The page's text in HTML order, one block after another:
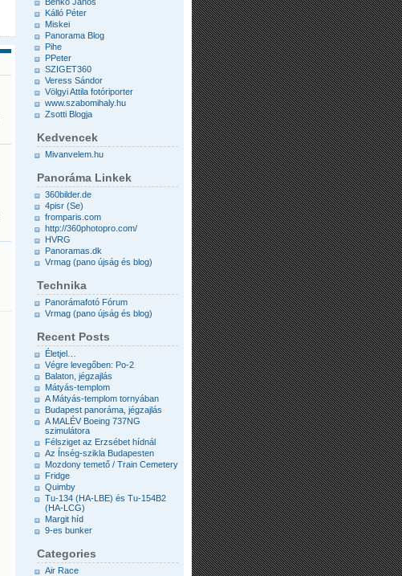
Kálló Péter
Miskei
Panorama Blog
Pihe
PPeter
SZIGET360
Veress Sándor
Völgyi Attila fotóriporter
www.szabomihaly.hu
Zsotti Blogja
Kedvencek
Mivanvelem.hu
Panoráma Linkek
360bilder.de
4pisr (Se)
fromparis.com
http://360photopro.com/
HVRG
Panoramas.dk
Vrmag (pano újság és blog)
Technika
Panorámafotó Fórum
Vrmag (pano újság és blog)
Recent Posts
Életjel…
Végre levegőben: Po-2
Balaton, jégzajlás
Mátyás-templom
A Mátyás-templom tornyában
Budapest panoráma, jégzajlás
A MALÉV Boeing 737NG
szimulátora
Félsziget az Erzsébet hídnál
Az Ínség-szikla Budapesten
Mozdony temető / Train Cemetery
Fridge
Quimby
Tu-134 (HA-LBE) és Tu-154B2
(HA-LCG)
Margit híd
9-es bunker
Categories
Air Race